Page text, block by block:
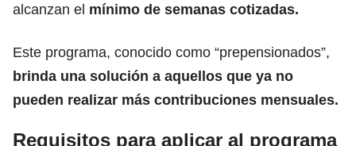
alcanzan el mínimo de semanas cotizadas.
Este programa, conocido como “prepensionados”,
brinda una solución a aquellos que ya no
pueden realizar más contribuciones mensuales.
Requisitos para aplicar al programa